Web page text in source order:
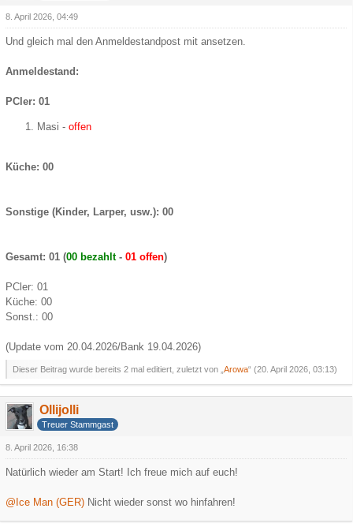
8. April 2026, 04:49
Und gleich mal den Anmeldestandpost mit ansetzen.
Anmeldestand:
PCler: 01
Masi - offen
Küche: 00
Sonstige (Kinder, Larper, usw.): 00
Gesamt: 01 (00 bezahlt- 01 offen)
PCler: 01
Küche: 00
Sonst.: 00
(Update vom 20.04.2026/Bank 19.04.2026)
Dieser Beitrag wurde bereits 2 mal editiert, zuletzt von „ Arowa“ (20. April 2026, 03:13)
Ollijolli
Treuer Stammgast
8. April 2026, 16:38
Natürlich wieder am Start! Ich freue mich auf euch!
@Ice Man (GER) Nicht wieder sonst wo hinfahren!